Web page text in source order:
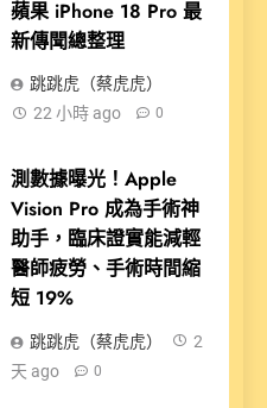
蘋果 iPhone 18 Pro 最
新傳聞總整理
跳跳虎（蔡虎虎）
22 小時 ago
0
測數據曝光！Apple
Vision Pro 成為手術神
助手，臨床證實能減輕
醫師疲勞、手術時間縮
短 19%
跳跳虎（蔡虎虎）
2
天 ago
0